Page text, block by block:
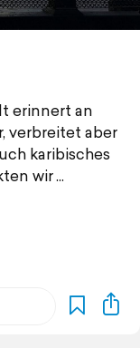
erinnert an
verbreitet aber
karibisches
wir